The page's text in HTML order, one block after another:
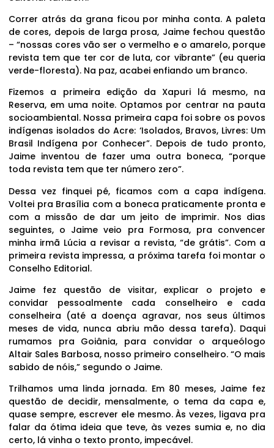
Correr atrás da grana ficou por minha conta. A paleta
de cores, depois de larga prosa, Jaime fechou questão
– “nossas cores vão ser o vermelho e o amarelo, porque
revista tem que ter cor de luta, cor vibrante” (eu queria
verde-floresta). Na paz, acabei enfiando um branco.
Fizemos a primeira edição da Xapuri lá mesmo, na
Reserva, em uma noite. Optamos por centrar na pauta
socioambiental. Nossa primeira capa foi sobre os povos
indígenas isolados do Acre: ‘Isolados, Bravos, Livres: Um
Brasil Indígena por Conhecer”. Depois de tudo pronto,
Jaime inventou de fazer uma outra boneca, “porque
toda revista tem que ter número zero”.
Dessa vez finquei pé, ficamos com a capa indígena.
Voltei pra Brasília com a boneca praticamente pronta e
com a missão de dar um jeito de imprimir. Nos dias
seguintes, o Jaime veio pra Formosa, pra convencer
minha irmã Lúcia a revisar a revista, “de grátis”. Com a
primeira revista impressa, a próxima tarefa foi montar o
Conselho Editorial.
Jaime fez questão de visitar, explicar o projeto e
convidar pessoalmente cada conselheiro e cada
conselheira (até a doença agravar, nos seus últimos
meses de vida, nunca abriu mão dessa tarefa). Daqui
rumamos pra Goiânia, para convidar o arqueólogo
Altair Sales Barbosa, nosso primeiro conselheiro. “O mais
sabido de nóis,” segundo o Jaime.
Trilhamos uma linda jornada. Em 80 meses, Jaime fez
questão de decidir, mensalmente, o tema da capa e,
quase sempre, escrever ele mesmo. Às vezes, ligava pra
falar da ótima ideia que teve, às vezes sumia e, no dia
certo, lá vinha o texto pronto, impecável.